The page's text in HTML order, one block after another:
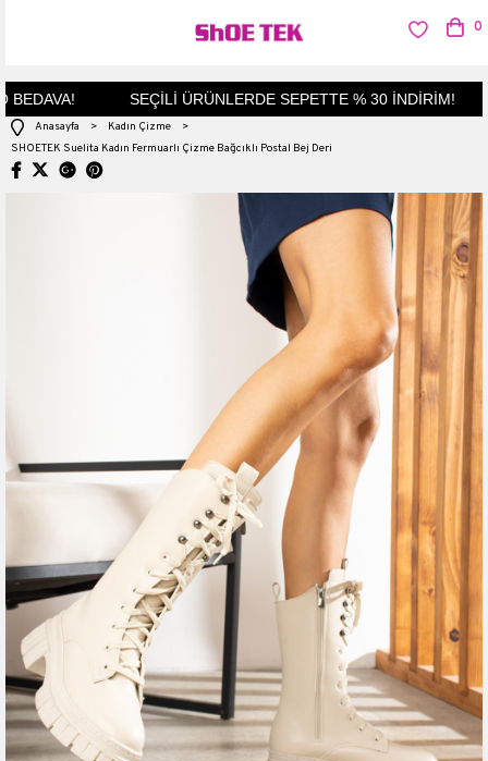
SEÇİLİ ÜRÜNLERDE SEPETTE % 30 İNDİRİM!
0
Anasayfa > Kadın Çizme
>
SHOETEK Suelita Kadın Fermuarlı Çizme Bağcıklı Postal Bej Deri